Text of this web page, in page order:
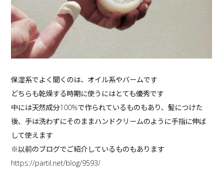
保湿系でよく聞くのは、オイル系やバームです
どちらも乾燥する時期に使うにはとても優秀です
中には天然成分100%で作られているものもあり、髪につけた
後、手は洗わずにそのままハンドクリームのように手指に伸ば
して使えます
※以前のブログでご紹介しているものもあります
https://partil.net/blog/9593/